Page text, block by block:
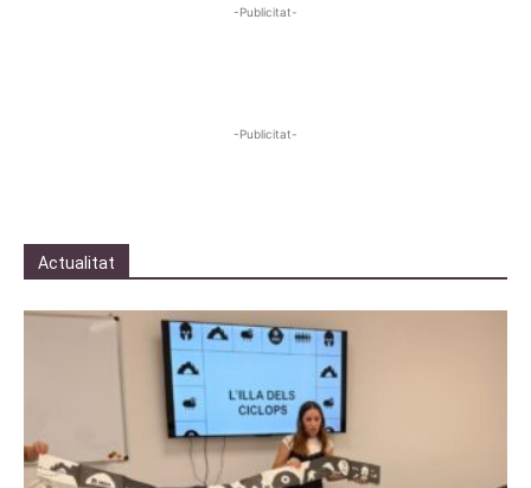
-Publicitat-
-Publicitat-
Actualitat